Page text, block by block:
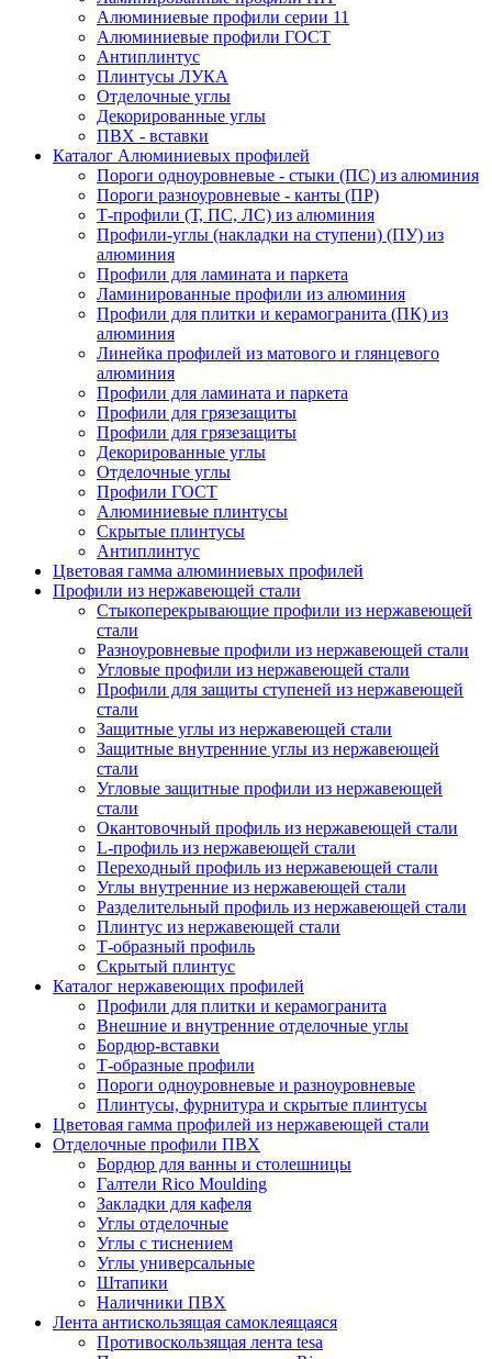
Алюминиевые профили серии 11
Алюминиевые профили ГОСТ
Антиплинтус
Плинтусы ЛУКА
Отделочные углы
Декорированные углы
ПВХ - вставки
Каталог Алюминиевых профилей
Пороги одноуровневые - стыки (ПС) из алюминия
Пороги разноуровневые - канты (ПР)
Т-профили (Т, ПС, ЛС) из алюминия
Профили-углы (накладки на ступени) (ПУ) из
алюминия
Профили для ламината и паркета
Ламинированные профили из алюминия
Профили для плитки и керамогранита (ПК) из
алюминия
Линейка профилей из матового и глянцевого
алюминия
Профили для ламината и паркета
Профили для грязезащиты
Профили для грязезащиты
Декорированные углы
Отделочные углы
Профили ГОСТ
Алюминиевые плинтусы
Скрытые плинтусы
Антиплинтус
Цветовая гамма алюминиевых профилей
Профили из нержавеющей стали
Стыкоперекрывающие профили из нержавеющей
стали
Разноуровневые профили из нержавеющей стали
Угловые профили из нержавеющей стали
Профили для защиты ступеней из нержавеющей
стали
Защитные углы из нержавеющей стали
Защитные внутренние углы из нержавеющей
стали
Угловые защитные профили из нержавеющей
стали
Окантовочный профиль из нержавеющей стали
L-профиль из нержавеющей стали
Переходный профиль из нержавеющей стали
Углы внутренние из нержавеющей стали
Разделительный профиль из нержавеющей стали
Плинтус из нержавеющей стали
Т-образный профиль
Скрытый плинтус
Каталог нержавеющих профилей
Профили для плитки и керамогранита
Внешние и внутренние отделочные углы
Бордюр-вставки
Т-образные профили
Пороги одноуровневые и разноуровневые
Плинтусы, фурнитура и скрытые плинтусы
Цветовая гамма профилей из нержавеющей стали
Отделочные профили ПВХ
Бордюр для ванны и столешницы
Галтели Rico Moulding
Закладки для кафеля
Углы отделочные
Углы с тиснением
Углы универсальные
Штапики
Наличники ПВХ
Лента антискользящая самоклеящаяся
Противоскользящая лента tesa